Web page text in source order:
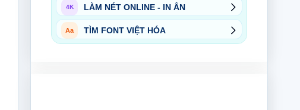
4K LÀM NÉT ONLINE - IN ẤN
Aa TÌM FONT VIỆT HÓA